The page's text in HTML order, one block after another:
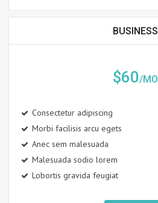
BUSINESS
$60/MO
Consectetur adipiscing
Morbi facilisis arcu egets
Anec sem malesuada
Malesuada sodio lorem
Lobortis gravida feugiat